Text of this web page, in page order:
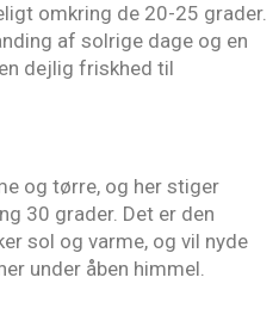
omkring de 20-25 grader.
af solrige dage og en
dejlig friskhed til
og tørre, og her stiger
30 grader. Det er den
sol og varme, og vil nyde
under åben himmel.